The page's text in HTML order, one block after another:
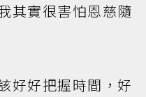
其實很害怕恩慈隨
好好把握時間，好